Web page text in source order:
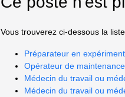
Vous trouverez ci-dessous la
Préparateur en
Opérateur de
Médecin du travail ou
Médecin du travail ou